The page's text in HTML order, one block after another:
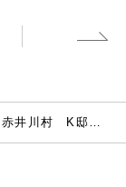
赤井川村 K邸 窓製作 作業場にて